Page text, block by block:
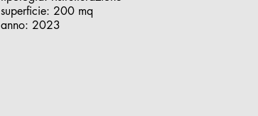
superficie: 200 mq
anno: 2023